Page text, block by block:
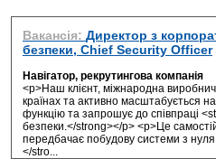
Вакансія: Директор з
безпеки, Chief Security Officer
Навігатор, рекрутингова компанія
<p>Наш клієнт, міжнародна
країнах та активно масштабується
функцію та запрошує до співпраці
безпеки.</strong></p> <p>Це
передбачає побудову системи з
</stro...